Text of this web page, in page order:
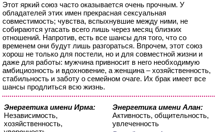
Этот яркий союз часто оказывается очень прочным. У
обладателей этих имен прекрасная сексуальная
совместимость; чувства, вспыхнувшие между ними, не
собираются угасать всего лишь через месяц близких
отношений. Напротив, есть все шансы для того, что со
временем они будут лишь разгораться. Впрочем, этот союз
хорош не только для постели, но и для совместной жизни и
даже для работы: мужчина привносит в него необходимую
амбициозность и вдохновение, а женщина – хозяйственность,
стабильность и заботу о семейном очаге. Их брак имеет все
шансы продлиться всю жизнь.
Энергетика имени Ирма:
Независимость,
хозяйственность,
Энергетика имени Алан:
Активность, общительность,
увлеченность